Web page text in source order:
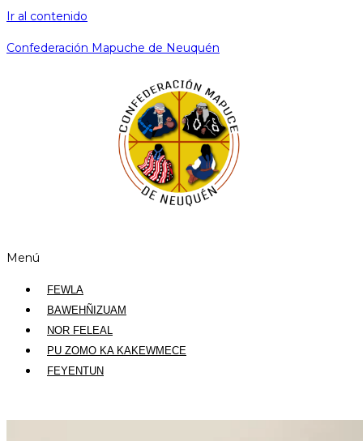
Ir al contenido
Confederación Mapuche de Neuquén
Menú
FEWLA
BAWEHÑIZUAM
NOR FELEAL
PU ZOMO KA KAKEWMECE
FEYENTUN